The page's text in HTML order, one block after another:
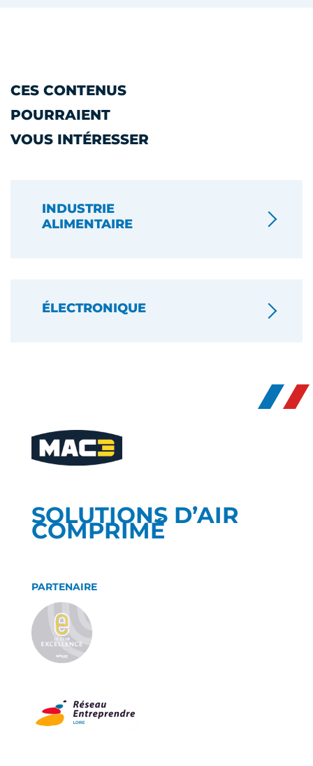
CES CONTENUS
POURRAIENT
VOUS INTÉRESSER
INDUSTRIE
ALIMENTAIRE
ÉLECTRONIQUE
SOLUTIONS D’AIR
COMPRIMÉ
PARTENAIRE